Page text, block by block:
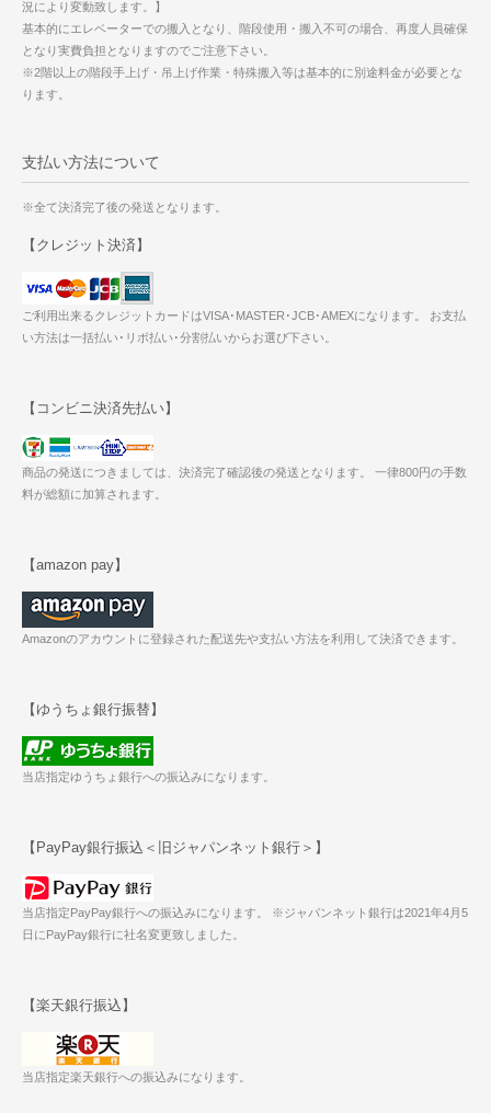
況により変動致します。】
基本的にエレベーターでの搬入となり、階段使用・搬入不可の場合、再度人員確保
となり実費負担となりますのでご注意下さい。
※2階以上の階段手上げ・吊上げ作業・特殊搬入等は基本的に別途料金が必要とな
ります。
支払い方法について
※全て決済完了後の発送となります。
【クレジット決済】
ご利用出来るクレジットカードはVISA･MASTER･JCB･AMEXになります。 お支払
い方法は一括払い･リボ払い･分割払いからお選び下さい。
【コンビニ決済先払い】
商品の発送につきましては、決済完了確認後の発送となります。 一律800円の手数
料が総額に加算されます。
【amazon pay】
Amazonのアカウントに登録された配送先や支払い方法を利用して決済できます。
【ゆうちょ銀行振替】
当店指定ゆうちょ銀行への振込みになります。
【PayPay銀行振込＜旧ジャパンネット銀行＞】
当店指定PayPay銀行への振込みになります。 ※ジャパンネット銀行は2021年4月5
日にPayPay銀行に社名変更致しました。
【楽天銀行振込】
当店指定楽天銀行への振込みになります。